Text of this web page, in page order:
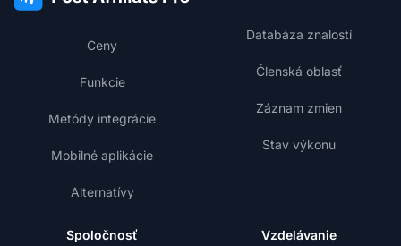
Ceny
Funkcie
Metódy integrácie
Mobilné aplikácie
Alternatívy
Databáza znalostí
Členská oblasť
Záznam zmien
Stav výkonu
Spoločnosť Vzdelávanie